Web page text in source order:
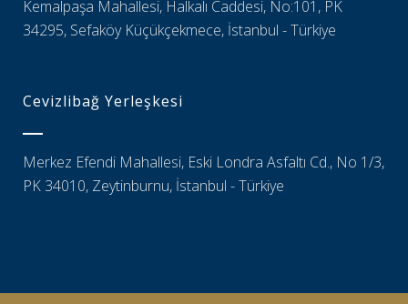
Kemalpaşa Mahallesi, Halkalı Caddesi, No:101, PK
34295, Sefaköy Küçükçekmece, İstanbul - Türkiye
Cevizlibağ Yerleşkesi
Merkez Efendi Mahallesi, Eski Londra Asfaltı Cd., No 1/3,
PK 34010, Zeytinburnu, İstanbul - Türkiye